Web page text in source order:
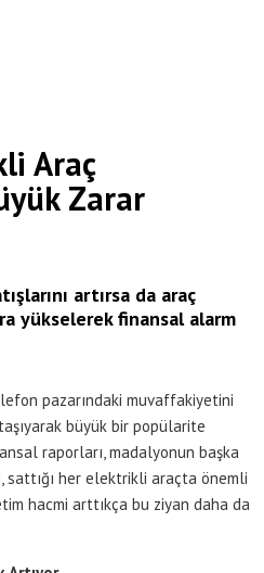
Araç
Zarar
artırsa da araç
yükselerek finansal alarm
pazarındaki muvaffakiyetini
büyük bir popülarite
raporları, madalyonun başka
sattığı her elektrikli araçta önemli
hacmi arttıkça bu ziyan daha da